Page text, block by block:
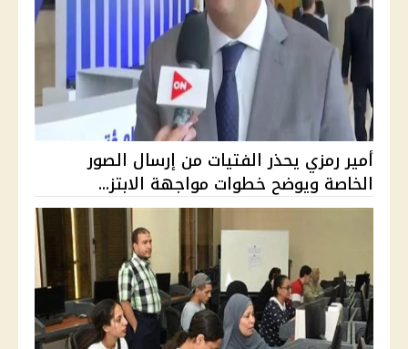
أمير رمزي يحذر الفتيات من إرسال الصور
الخاصة ويوضح خطوات مواجهة الابتز...